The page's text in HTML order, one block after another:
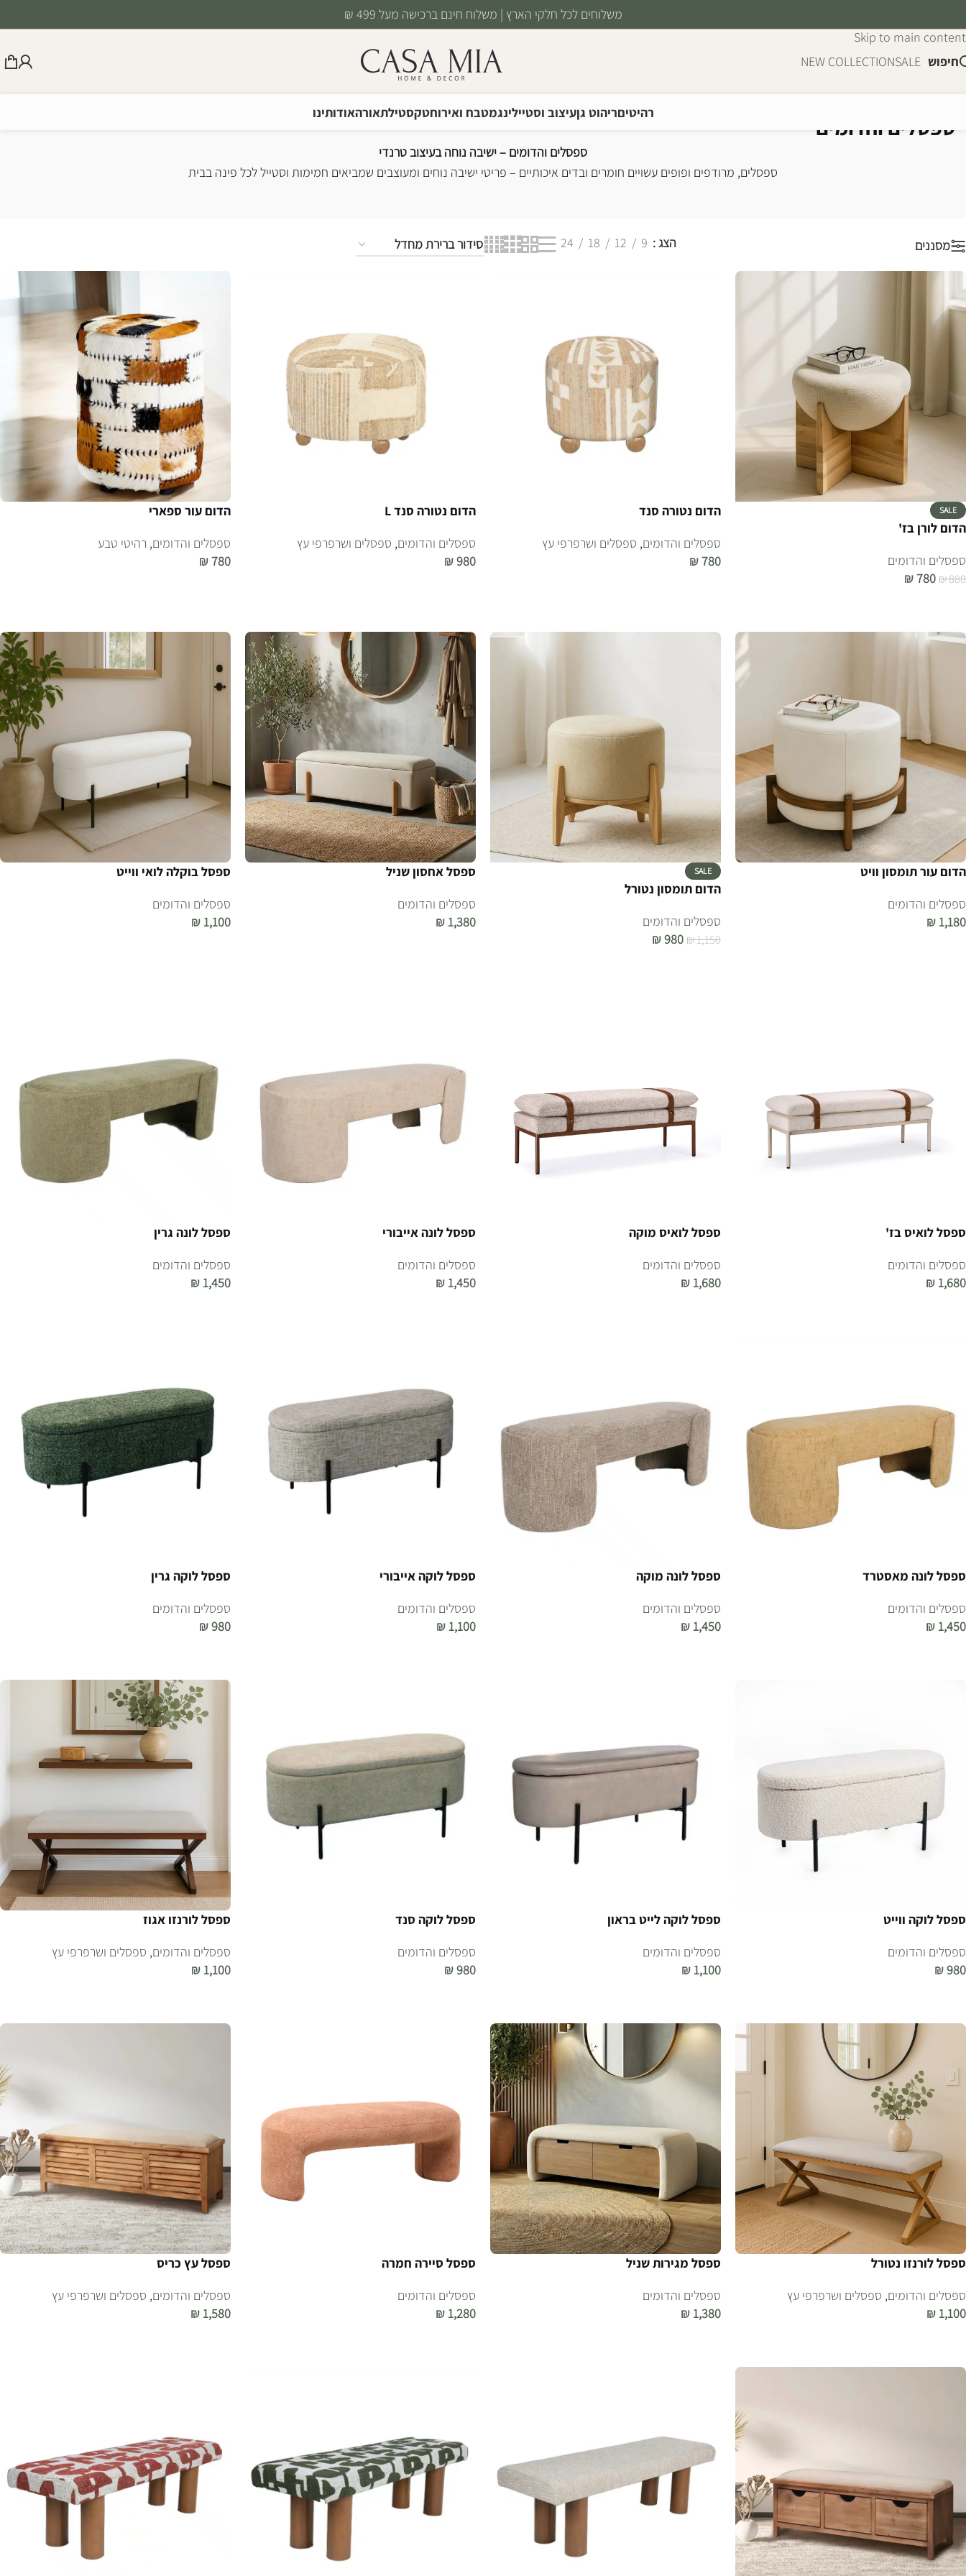
Skip to main content
משלוחים לכל חלקי הארץ | משלוח חינם ברכישה מעל 499 ₪
חיפוש SALE
NEW COLLECTION
רהיטיםריהוט גןעיצוב וסטיילינגמטבח ואירוחטקסטילתאורהאודותינו
ספסלים והדומים
ספסלים והדומים
ספסלים והדומים – ישיבה נוחה בעיצוב טרנדי
ספסלים, מרודפים ופופים עשויים חומרים ובדים איכותיים – פריטי ישיבה נוחים ומעוצבים שמביאים חמימות וסטייל לכל פינה בבית
מסננים הצג 9
12
18
24
SALE
הדום לורן בז'
ספסלים והדומים
₪880
₪780
הדום נטורה סנד
ספסלים והדומים, ספסלים ושרפרפי עץ
₪780
הדום נטורה סנד L
ספסלים והדומים, ספסלים ושרפרפי עץ
₪980
הדום עור ספארי
ספסלים והדומים, רהיטי טבע
₪780
הדום עור תומסון וויט
ספסלים והדומים
₪ 1,180
SALE
הדום תומסון נטורל
ספסלים והדומים
₪1,150
₪980
ספסל אחסון שניל
ספסלים והדומים
₪ 1,380
ספסל בוקלה לואי ווייט
ספסלים והדומים
₪ 1,100
ספסל לואיס בז'
ספסלים והדומים
₪ 1,680
ספסל לואיס מוקה
ספסלים והדומים
₪ 1,680
ספסל לונה אייבורי
ספסלים והדומים
₪ 1,450
ספסל לונה גרין
ספסלים והדומים
₪ 1,450
ספסל לונה מאסטרד
ספסלים והדומים
₪ 1,450
ספסל לונה מוקה
ספסלים והדומים
₪ 1,450
ספסל לוקה אייבורי
ספסלים והדומים
₪ 1,100
ספסל לוקה גרין
ספסלים והדומים
₪980
ספסל לוקה ווייט
ספסלים והדומים
₪980
ספסל לוקה לייט בראון
ספסלים והדומים
₪ 1,100
ספסל לוקה סנד
ספסלים והדומים
₪980
ספסל לורנזו אגוז
ספסלים והדומים, ספסלים ושרפרפי עץ
₪ 1,100
ספסל לורנזו נטורל
ספסלים והדומים, ספסלים ושרפרפי עץ
₪ 1,100
ספסל מגירות שניל
ספסלים והדומים
₪ 1,380
ספסל סיירה חמרה
ספסלים והדומים
₪ 1,280
ספסל עץ כריס
ספסלים והדומים, ספסלים ושרפרפי עץ
₪ 1,580